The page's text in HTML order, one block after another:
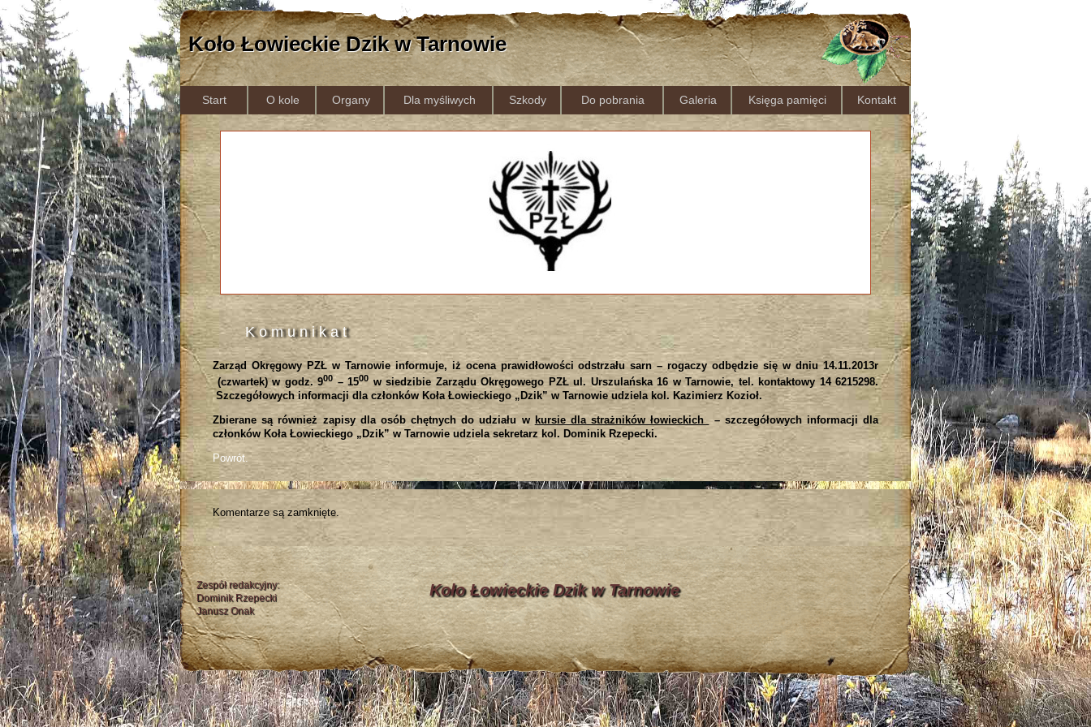
Koło Łowieckie Dzik w Tarnowie
Start O kole Organy Dla myśliwych Szkody Do pobrania Galeria Księga pamięci Kontakt
K o m u n i k a t
Zarząd Okręgowy PZŁ w Tarnowie informuje, iż ocena prawidłowości odstrzału sarn – rogaczy odbędzie się w dniu 14.11.2013r
(czwartek) w godz. 900– 1500 w siedzibie Zarządu Okręgowego PZŁ ul. Urszulańska 16 w Tarnowie, tel. kontaktowy 14 6215298.
Szczegółowych informacji dla członków Koła Łowieckiego „Dzik” w Tarnowie udziela kol. Kazimierz Kozioł.
Zbierane są również zapisy dla osób chętnych do udziału w kursie dla strażników łowieckich
– szczegółowych informacji dla
członków Koła Łowieckiego „Dzik” w Tarnowie udziela sekretarz kol. Dominik Rzepecki.
Powrót.
Komentarze są zamknięte.
Zespół redakcyjny:
Dominik Rzepecki
Janusz Onak
Koło Łowieckie Dzik w Tarnowie